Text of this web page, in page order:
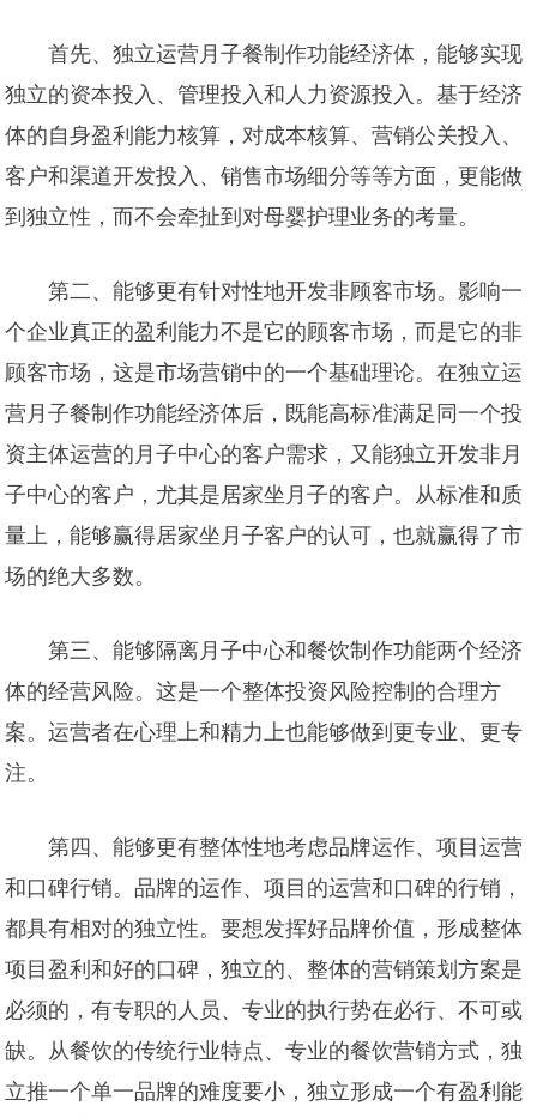
首先、独立运营月子餐制作功能经济体，能够实现
独立的资本投入、管理投入和人力资源投入。基于经济
体的自身盈利能力核算，对成本核算、营销公关投入、
客户和渠道开发投入、销售市场细分等等方面，更能做
到独立性，而不会牵扯到对母婴护理业务的考量。
第二、能够更有针对性地开发非顾客市场。影响一
个企业真正的盈利能力不是它的顾客市场，而是它的非
顾客市场，这是市场营销中的一个基础理论。在独立运
营月子餐制作功能经济体后，既能高标准满足同一个投
资主体运营的月子中心的客户需求，又能独立开发非月
子中心的客户，尤其是居家坐月子的客户。从标准和质
量上，能够赢得居家坐月子客户的认可，也就赢得了市
场的绝大多数。
第三、能够隔离月子中心和餐饮制作功能两个经济
体的经营风险。这是一个整体投资风险控制的合理方
案。运营者在心理上和精力上也能够做到更专业、更专
注。
第四、能够更有整体性地考虑品牌运作、项目运营
和口碑行销。品牌的运作、项目的运营和口碑的行销，
都具有相对的独立性。要想发挥好品牌价值，形成整体
项目盈利和好的口碑，独立的、整体的营销策划方案是
必须的，有专职的人员、专业的执行势在必行、不可或
缺。从餐饮的传统行业特点、专业的餐饮营销方式，独
立推一个单一品牌的难度要小，独立形成一个有盈利能